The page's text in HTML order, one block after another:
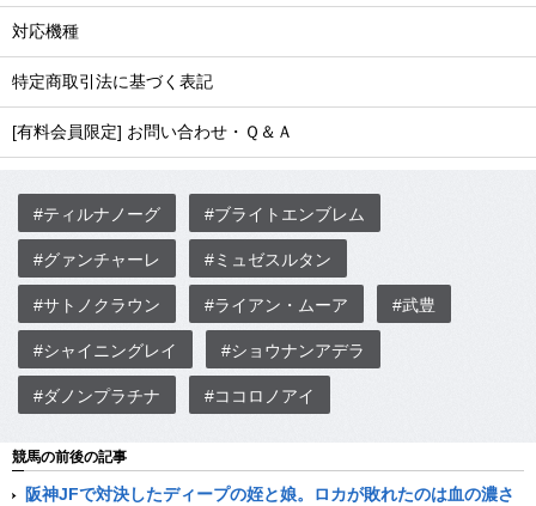
対応機種
特定商取引法に基づく表記
[有料会員限定] お問い合わせ・Ｑ＆Ａ
#ティルナノーグ #ブライトエンブレム
#グァンチャーレ #ミュゼスルタン
#サトノクラウン #ライアン・ムーア #武豊
#シャイニングレイ #ショウナンアデラ
#ダノンプラチナ #ココロノアイ
競馬の前後の記事
阪神JFで対決したディープの姪と娘。ロカが敗れたのは血の濃さ